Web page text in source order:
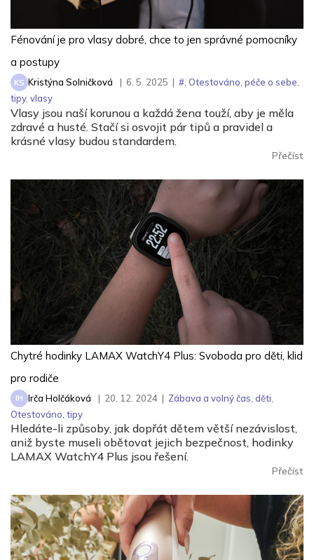
Fénování je pro vlasy dobré, chce to jen správné pomocníky
a postupy
KS Kristýna Solničková | 6. 5. 2025 | #, Otestováno, péče o sebe,
tipy, vlasy
Vlasy jsou naší korunou a každá žena touží, aby je měla
zdravé a husté. Stačí si osvojit pár tipů a pravidel a
krásné vlasy budou standardem.
Přečíst
Chytré hodinky LAMAX WatchY4 Plus: Svoboda pro děti, klid
pro rodiče
IH Irča Holčáková | 20. 12. 2024 | Zábava a volný čas děti
Otestováno tipy
Hledáte-li způsoby, jak dopřát dětem větší nezávislost,
aniž byste museli obětovat jejich bezpečnost, hodinky
LAMAX WatchY4 Plus jsou řešení.
Přečíst